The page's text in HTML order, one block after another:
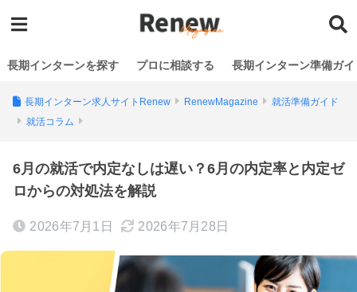
長期インターンを探す プロに相談する 長期インターン準備ガイ
長期インターン求人サイトRenew RenewMagazine
就活準備ガイド
就活コラム
6月の就活で内定なしは遅い？6月の内定率と内定ゼ
ロからの対処法を解説
2026年7月1日 2026年7月28日